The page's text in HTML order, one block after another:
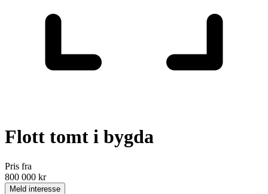
Flott tomt i bygda
Pris fra
800 000 kr
Meld interesse